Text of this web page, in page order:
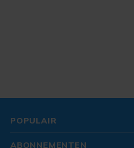
POPULAIR
ABONNEMENTEN